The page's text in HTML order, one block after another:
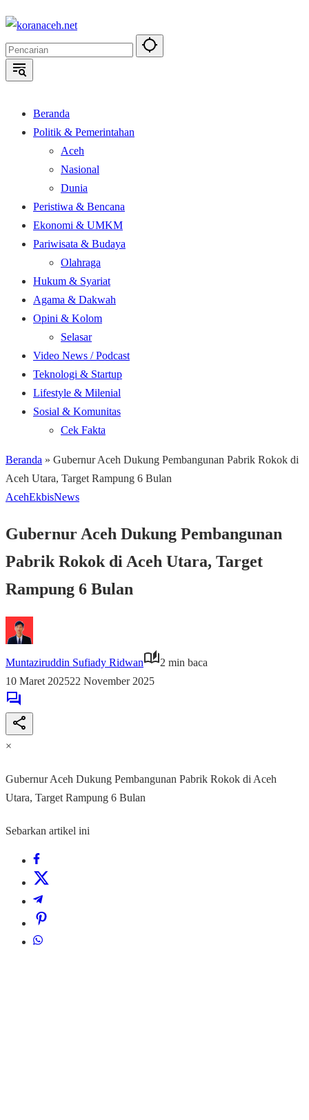
Langsung
konten
Beranda
Politik & Pemerintahan
Aceh
Nasional
Dunia
Peristiwa & Bencana
Ekonomi & UMKM
Pariwisata & Budaya
Olahraga
Hukum & Syariat
Agama & Dakwah
Opini & Kolom
Selasar
Video News / Podcast
Teknologi & Startup
Lifestyle & Milenial
Sosial & Komunitas
Cek Fakta
Beranda » Gubernur Aceh Dukung Pembangunan Pabrik Rokok di
Aceh Utara, Target Rampung 6 Bulan
AcehEkbisNews
Gubernur Aceh Dukung Pembangunan
Pabrik Rokok di Aceh Utara, Target
Rampung 6 Bulan
Muntaziruddin Sufiady Ridwan
2 min baca
10 Maret 202522 November 2025
×
Gubernur Aceh Dukung Pembangunan Pabrik Rokok di Aceh
Utara, Target Rampung 6 Bulan
Sebarkan artikel ini